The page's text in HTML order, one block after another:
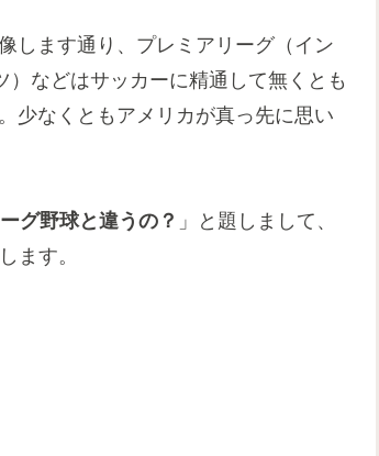
します通り、プレミアリーグ（イン
などはサッカーに精通して無くとも
少なくともアメリカが真っ先に思い
グ野球と違うの？ 」と題しまして、
ます。